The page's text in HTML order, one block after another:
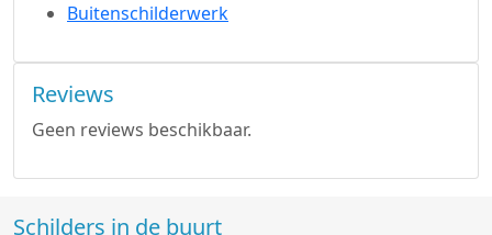
Buitenschilderwerk
Reviews
Geen reviews beschikbaar.
Schilders in de buurt